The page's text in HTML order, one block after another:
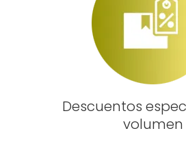
Descuentos
volumen